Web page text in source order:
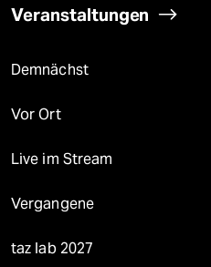
Veranstaltungen
Demnächst
Vor Ort
Live im Stream
Vergangene
taz lab 2027